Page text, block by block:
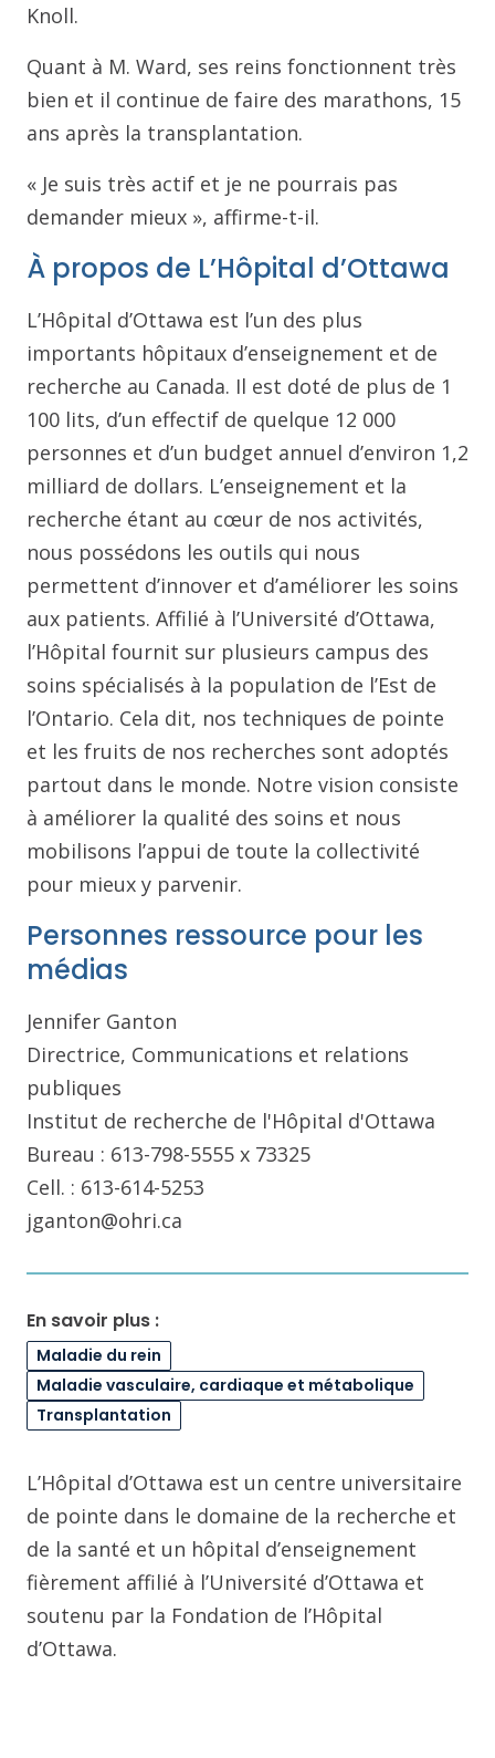
Knoll.
Quant à M. Ward, ses reins fonctionnent très
bien et il continue de faire des marathons, 15
ans après la transplantation.
« Je suis très actif et je ne pourrais pas
demander mieux », affirme-t-il.
À propos de L’Hôpital d’Ottawa
L’Hôpital d’Ottawa est l’un des plus
importants hôpitaux d’enseignement et de
recherche au Canada. Il est doté de plus de 1
100 lits, d’un effectif de quelque 12 000
personnes et d’un budget annuel d’environ 1,2
milliard de dollars. L’enseignement et la
recherche étant au cœur de nos activités,
nous possédons les outils qui nous
permettent d’innover et d’améliorer les soins
aux patients. Affilié à l’Université d’Ottawa,
l’Hôpital fournit sur plusieurs campus des
soins spécialisés à la population de l’Est de
l’Ontario. Cela dit, nos techniques de pointe
et les fruits de nos recherches sont adoptés
partout dans le monde. Notre vision consiste
à améliorer la qualité des soins et nous
mobilisons l’appui de toute la collectivité
pour mieux y parvenir.
Personnes ressource pour les
médias
Jennifer Ganton
Directrice, Communications et relations
publiques
Institut de recherche de l'Hôpital d'Ottawa
Bureau : 613-798-5555 x 73325
Cell. : 613-614-5253
jganton@ohri.ca
En savoir plus :
Maladie du rein
Maladie vasculaire, cardiaque et métabolique
Transplantation
L’Hôpital d’Ottawa est un centre universitaire
de pointe dans le domaine de la recherche et
de la santé et un hôpital d’enseignement
fièrement affilié à l’Université d’Ottawa et
soutenu par la Fondation de l’Hôpital
d’Ottawa.